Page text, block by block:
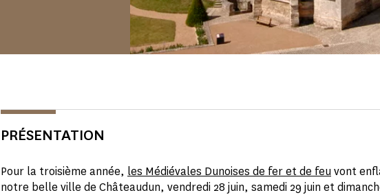
PRÉSENTATION
Pour la troisième année, les Médiévales Dunoises de fer et de feu vont
notre belle ville de Châteaudun, vendredi 28 juin, samedi 29 juin et